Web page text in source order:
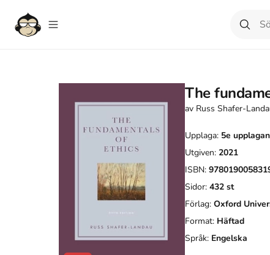
The
av Russ Shafer-
Upplaga: 5e upplagan
Utgiven: 2021
ISBN:
Sidor: 432 st
Förlag: Oxford
Format: Häftad
Språk: Engelska